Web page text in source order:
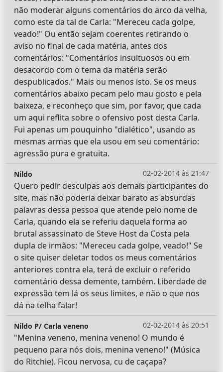
não moderar alguns comentários do arco da velha,
como este da tal de Carla: "Mereceu cada golpe,
veado!" Ou então sejam coerentes retirando o
aviso no final de cada matéria, antes dos
comentários: "Comentários insultuosos ou em
desacordo com o tema da matéria serão
despublicados." Mais ou menos isto. Se os meus
comentários abaixo pecam pelo mau gosto e pela
baixeza, e reconheço que sim, por favor, que cada
um aqui reflita sobre o ofensivo post desta Carla.
Fui apenas um pouquinho "dialético", usando as
mesmas armas que ela usou em seu comentário:
agressão pura e gratuita.
02-02-2014 às 21:47
Nildo
Quero pedir desculpas aos demais participantes do
site, mas não poderia deixar barato as absurdas
palavras dessa pessoa que atende pelo nome de
Carla, quando ela se referiu daquela forma ao
brutal assassinato de Steve Host da Costa pela
dupla de irmãos: "Mereceu cada golpe, veado!" Se
o site quiser deletar todos os meus comentários
anteriores contra ela, terá de excluir o referido
comentário dessa demente, também. Liberdade de
expressão tem lá os seus limites, e não o que nos
dá na telha falar!
02-02-2014 às 20:51
Nildo P/ Carla veneno
"Menina veneno, menina veneno! O mundo é
pequeno para nós dois, menina veneno!" (Música
do Ritchie). Ficou nervosa, cu de caçapa?